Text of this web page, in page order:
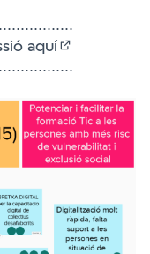
aquí